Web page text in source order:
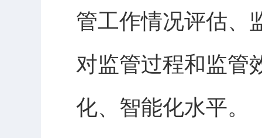
管工作情况评估、
对监管过程和监管
化、智能化水平。